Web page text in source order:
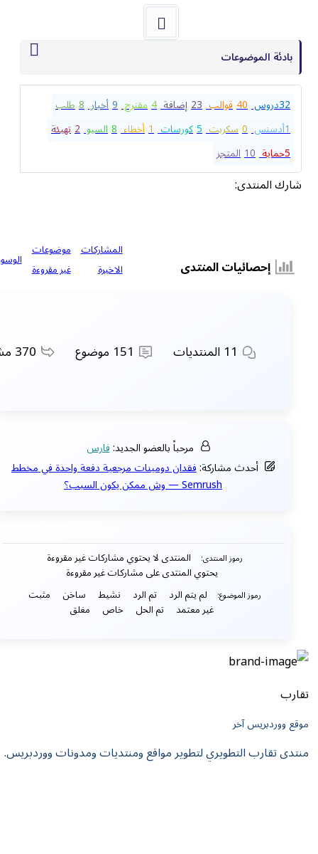
بادئة الموضوعات
32دروس 40قوالب23إضافة4 مقترح 9 أخبار8 طلب
أدسنس 0 سكربت5 كورسات1 أخطاء8 السيو 2 تهيئة
حماية10المتجر
شارك المنتدى:
إحصائيات المنتدى
المشاركات
الاخيرة
موضوعات
غير مقروءة
الوسوم
11 المنتديات 151موضوع 370
مرحباً بالعضو الجديد:فارس
أحدث مشاركة:فقدان دومينات مرجعية دفعة واحدة في مخطط
Semrush — وش ممكن يكون السبب؟
رموز المنتدى: المنتدى لا يحتوي مشاركات غير مقروءة
يحتوي المنتدى على مشاركات غير مقروءة
رموز الموضوع: لم يتم الرد تم الرد نشيط ساخن مثبت
غير معتمد تم الحل خاص مغلق
تقارب
موقع ووردبريس آخر
منتدى تقارب التطويري لتطوير مواقع ومنتديات ومدونات ووردبريس.